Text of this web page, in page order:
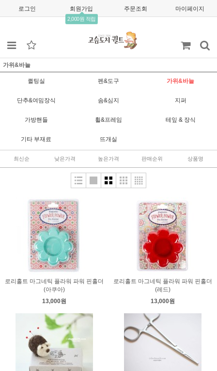
로그인 회원가입
2,000원 적립
주문조회 마이페이지
가위&바늘
퀼팅실 펜&도구 가위&바늘
단추&여밈장식 솜&심지 지퍼
가방핸들 휠&프레임 테잎 & 장식
기타 부재료 뜨개실
최신순 낮은가격 높은가격 판매순위 상품명
로리홀트 마그네틱 플라워 파워 핀홀더
(아쿠아)
13,000원
로리홀트 마그네틱 플라워 파워 핀홀더
(레드)
13,000원